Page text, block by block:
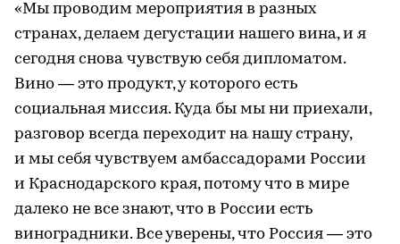
«Мы проводим мероприятия в разных
странах, делаем дегустации нашего вина, и я
сегодня снова чувствую себя дипломатом.
Вино — это продукт, у которого есть
социальная миссия. Куда бы мы ни приехали,
разговор всегда переходит на нашу страну,
и мы себя чувствуем амбассадорами России
и Краснодарского края, потому что в мире
далеко не все знают, что в России есть
виноградники. Все уверены, что Россия — это